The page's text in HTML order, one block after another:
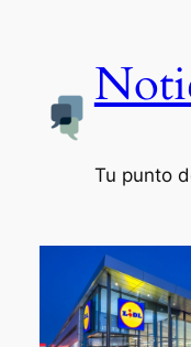
Tu punto